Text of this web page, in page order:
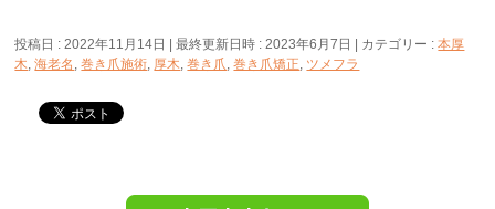
投稿日 : 2022年11月14日 最終更新日時 : 2023年6月7日 カテゴリー :本厚
木,海老名 ,巻き爪施術, 厚木,巻き爪,巻き爪矯正, ツメフラ